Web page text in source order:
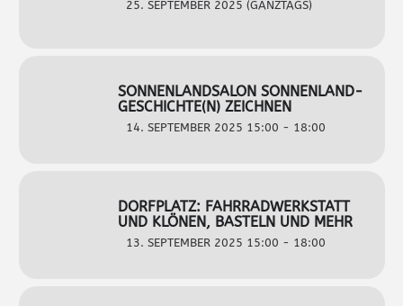
25. SEPTEMBER 2025 (GANZTAGS)
SONNENLANDSALON SONNENLAND-
GESCHICHTE(N) ZEICHNEN
14. SEPTEMBER 2025 15:00 - 18:00
DORFPLATZ: FAHRRADWERKSTATT
UND KLÖNEN, BASTELN UND MEHR
13. SEPTEMBER 2025 15:00 - 18:00